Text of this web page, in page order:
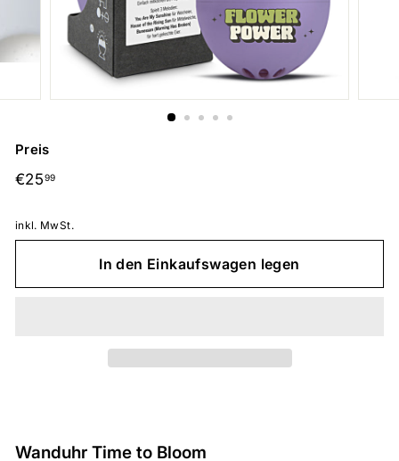
Preis
Normaler
€2599€25,99
inkl. MwSt.
In den Einkaufswagen legen
Wanduhr Time to Bloom